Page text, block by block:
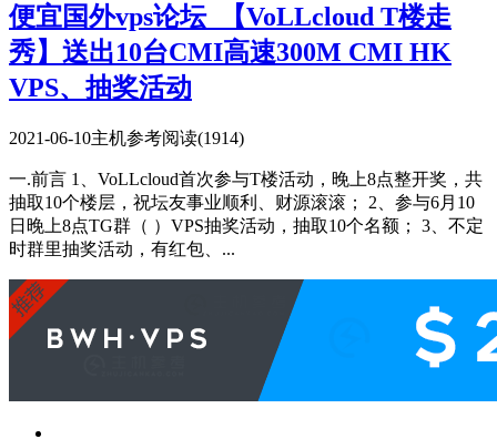
便宜国外vps论坛_【VoLLcloud T楼走
秀】送出10台CMI高速300M CMI HK
VPS、抽奖活动
2021-06-10主机参考阅读(1914)
一.前言 1、VoLLcloud首次参与T楼活动，晚上8点整开奖，共
抽取10个楼层，祝坛友事业顺利、财源滚滚； 2、参与6月10
日晚上8点TG群（ ）VPS抽奖活动，抽取10个名额； 3、不定
时群里抽奖活动，有红包、...